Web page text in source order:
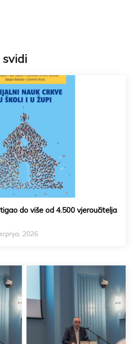
svidi
do više od 4.500 vjeroučitelja
2026